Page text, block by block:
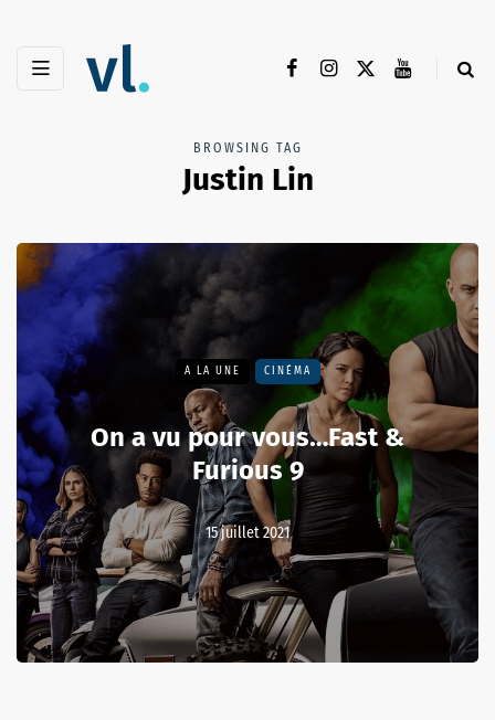
BROWSING TAG
Justin Lin
A LA UNE CINÉMA
On a vu pour vous…Fast &
Furious 9
15 juillet 2021